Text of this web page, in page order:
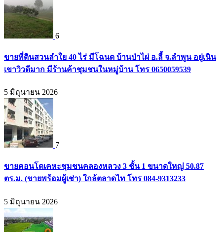
6
ขายที่ดินสวนลำใย 40 ไร่ มีโฉนด บ้านป่าไผ่ อ.ลี้ จ.ลำพูน อยู่เนิน
เขาวิวดีมาก มีร้านค้าชุมชนในหมู่บ้าน โทร 0650059539
5 มิถุนายน 2026
7
ขายคอนโดเคหะชุมชนคลองหลวง 3 ชั้น 1 ขนาดใหญ่ 50.87
ตร.ม. (ขายพร้อมผู้เช่า) ใกล้ตลาดไท โทร 084-9313233
5 มิถุนายน 2026